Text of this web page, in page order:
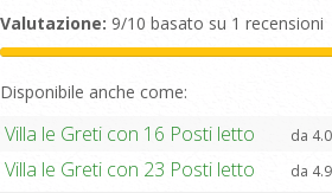
Valutazione: 9/10 basato su 1 recensioni
Disponibile anche come:
Villa le Greti con 16 Posti letto da
Villa le Greti con 23 Posti letto da